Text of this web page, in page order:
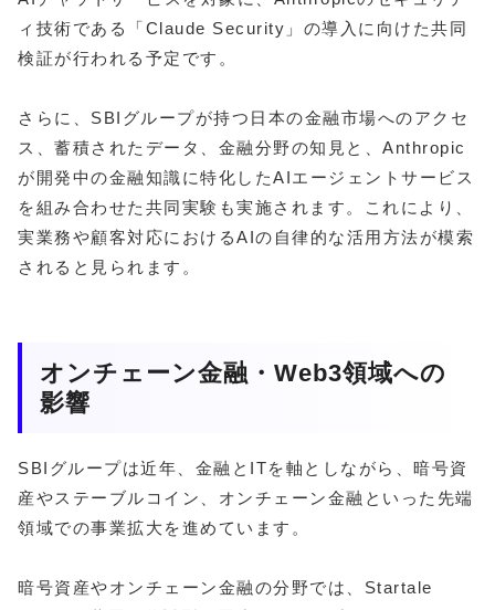
ィ技術である「Claude Security」の導入に向けた共同
検証が行われる予定です。
さらに、SBIグループが持つ日本の金融市場へのアクセ
ス、蓄積されたデータ、金融分野の知見と、Anthropic
が開発中の金融知識に特化したAIエージェントサービス
を組み合わせた共同実験も実施されます。これにより、
実業務や顧客対応におけるAIの自律的な活用方法が模索
されると見られます。
オンチェーン金融・Web3領域への
影響
SBIグループは近年、金融とITを軸としながら、暗号資
産やステーブルコイン、オンチェーン金融といった先端
領域での事業拡大を進めています。
暗号資産やオンチェーン金融の分野では、Startale